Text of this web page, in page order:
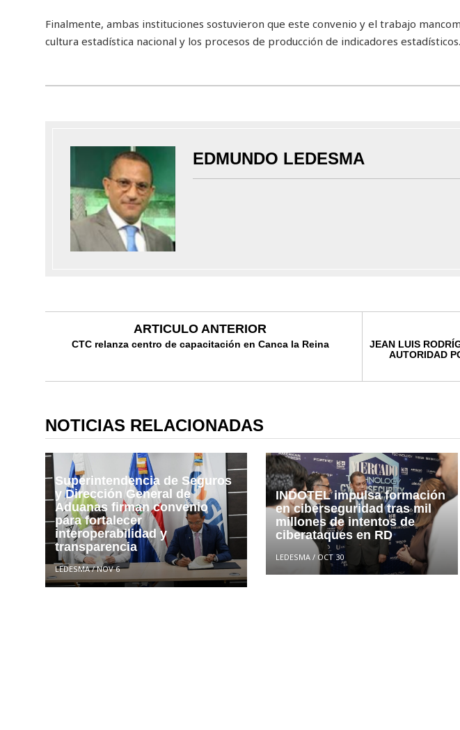
Finalmente, ambas instituciones sostuvieron que este convenio y el trabajo
cultura estadística nacional y los procesos de producción de indicadores estadísticos.
EDMUNDO LEDESMA
ARTICULO ANTERIOR
CTC relanza centro de capacitación en Canca la Reina
JEAN LUIS
AUTORIDAD
NOTICIAS RELACIONADAS
Superintendencia de Seguros
y Dirección General de
Aduanas firman convenio
para fortalecer
interoperabilidad y
transparencia
LEDESMA/NOV 6
INDOTEL impulsa formación
en ciberseguridad tras mil
millones de intentos de
ciberataques en RD
LEDESMA/ OCT 30